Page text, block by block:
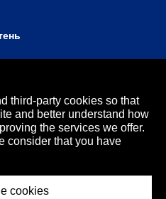
third-party cookies so that
and better understand how
the services we offer.
consider that you have
cookies